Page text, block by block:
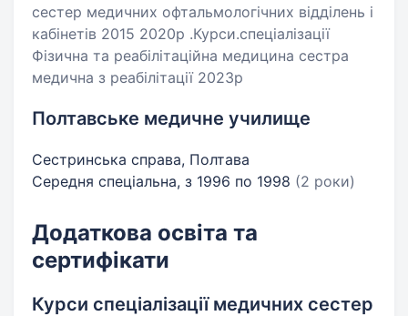
сестер медичних офтальмологічних відділень і
кабінетів 2015 2020р .Курси.спеціалізації
Фізична та реабілітаційна медицина сестра
медична з реабілітації 2023р
Полтавське медичне училище
Сестринська справа, Полтава
Середня спеціальна, з 1996 по 1998 (2 роки)
Додаткова освіта та
сертифікати
Курси спеціалізації медичних сестер